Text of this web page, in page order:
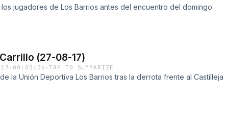
los jugadores de Los Barrios antes del encuentro del domingo
(27-08-17)
· 00:03:36 ·TAP TO SUMMARIZE
la Unión Deportiva Los Barrios tras la derrota frente al Castilleja